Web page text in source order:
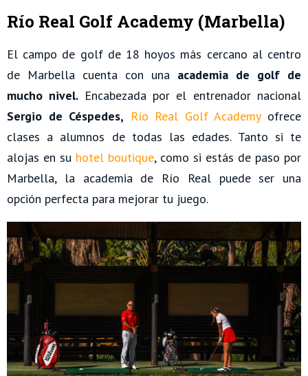
Río Real Golf Academy (Marbella)
El campo de golf de 18 hoyos más cercano al centro
de Marbella cuenta con una academia de golf de
mucho nivel. Encabezada por el entrenador nacional
Sergio de Céspedes, Río Real Golf Academyofrece
clases a alumnos de todas las edades. Tanto si te
alojas en su hotel boutique, como si estás de paso por
Marbella, la academia de Río Real puede ser una
opción perfecta para mejorar tu juego.